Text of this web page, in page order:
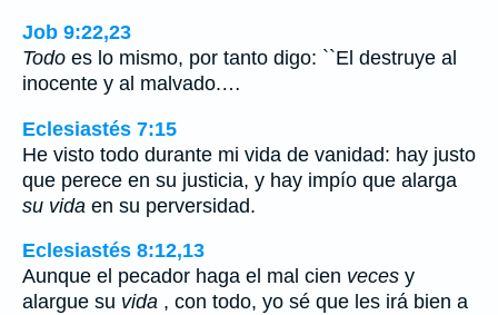
Job 9:22,23
Todo es lo mismo, por tanto digo: ``El destruye al
inocente y al malvado.…
Eclesiastés 7:15
He visto todo durante mi vida de vanidad: hay justo
que perece en su justicia, y hay impío que alarga
su vida en su perversidad.
Eclesiastés 8:12,13
Aunque el pecador haga el mal cien veces y
alargue su vida , con todo, yo sé que les irá bien a